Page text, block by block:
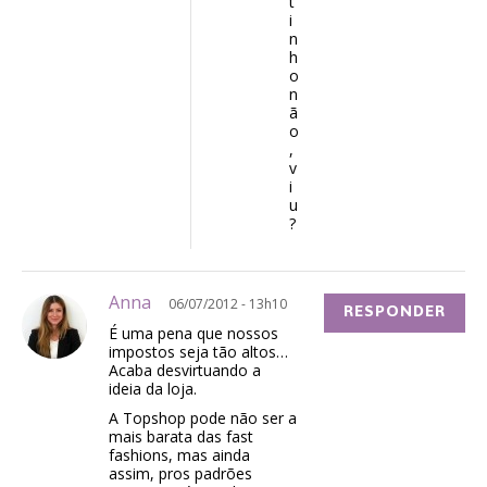
i
n
h
o
n
ã
o
,
v
i
u
?
Anna 06/07/2012 - 13h10
É uma pena que nossos
impostos seja tão altos…
Acaba desvirtuando a
ideia da loja.
A Topshop pode não ser a
mais barata das fast
fashions, mas ainda
assim, pros padrões
RESPONDER